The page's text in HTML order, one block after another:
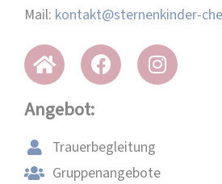
Mail: kontakt@sternenkinder-
Angebot:
Trauerbegleitung
Gruppenangebote